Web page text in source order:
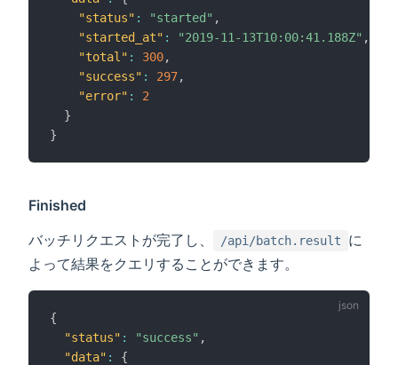
"status" : "started" ,
"started_at" : "2019-11-13T10:00:41.188Z" ,
"total" : 300,
"success" : 297,
"error" :
2
}
}
Finished
バッチリクエストが完了し、
/api/batch.result
に
よって結果をクエリすることができます。
{
"status" : "success" ,
"data" :
{